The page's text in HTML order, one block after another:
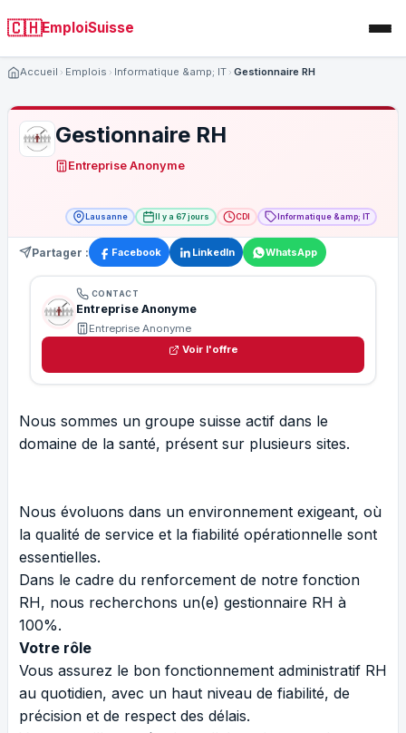
🇨🇭EmploiSuisse
Accueil Emplois Informatique &amp; IT Gestionnaire RH
Gestionnaire RH
Entreprise Anonyme
Lausanne Il y a 67 jours CDI Informatique &amp; IT
Partager : Facebook LinkedIn WhatsApp
CONTACT
Entreprise Anonyme
Entreprise Anonyme
Voir l'offre
Nous sommes un groupe suisse actif dans le
domaine de la santé, présent sur plusieurs sites.
Nous évoluons dans un environnement exigeant, où
la qualité de service et la fiabilité opérationnelle sont
essentielles.
Dans le cadre du renforcement de notre fonction
RH, nous recherchons un(e) gestionnaire RH à
100%.
Votre rôle
Vous assurez le bon fonctionnement administratif RH
au quotidien, avec un haut niveau de fiabilité, de
précision et de respect des délais.